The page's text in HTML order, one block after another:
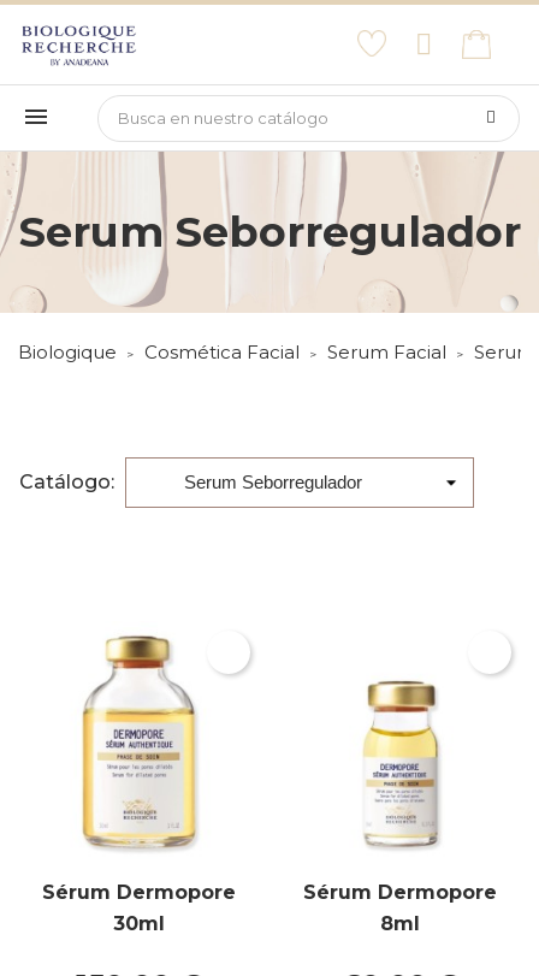
Serum Seborregulador
Biologique Cosmética Facial Serum Facial
Catálogo:
Sérum Dermopore
30ml
Sérum Dermopore
8ml